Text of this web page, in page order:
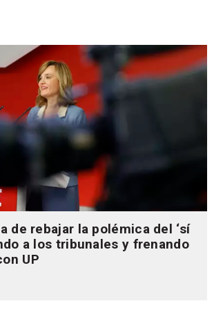
de rebajar la polémica del ‘sí
a los tribunales y frenando
UP